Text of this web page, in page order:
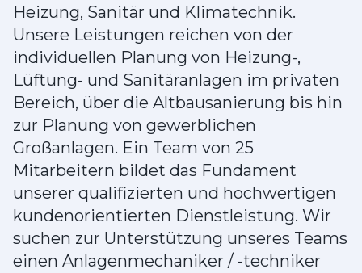
Heizung, Sanitär und Klimatechnik.
Unsere Leistungen reichen von der
individuellen Planung von Heizung-,
Lüftung- und Sanitäranlagen im privaten
Bereich, über die Altbausanierung bis hin
zur Planung von gewerblichen
Großanlagen. Ein Team von 25
Mitarbeitern bildet das Fundament
unserer qualifizierten und hochwertigen
kundenorientierten Dienstleistung. Wir
suchen zur Unterstützung unseres Teams
einen Anlagenmechaniker / -techniker